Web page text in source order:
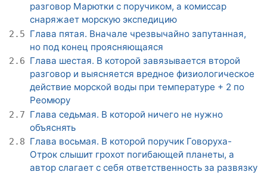
разговор Марютки с поручиком, а комиссар
снаряжает морскую экспедицию
2.5 Глава пятая. Вначале чрезвычайно запутанная,
но под конец проясняющаяся
2.6 Глава шестая. В которой завязывается второй
разговор и выясняется вредное физиологическое
действие морской воды при температуре + 2 по
Реомюру
2.7 Глава седьмая. В которой ничего не нужно
объяснять
2.8 Глава восьмая. В которой поручик Говоруха-
Отрок слышит грохот погибающей планеты, а
автор слагает с себя ответственность за развязку